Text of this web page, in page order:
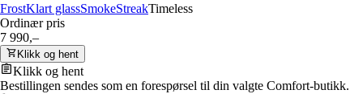
FrostKlart glassSmokeStreakTimeless
Ordinær pris
7 990,–
Klikk og hent
Klikk og hent
Bestillingen sendes som en forespørsel til din valgte Comfort-butikk.